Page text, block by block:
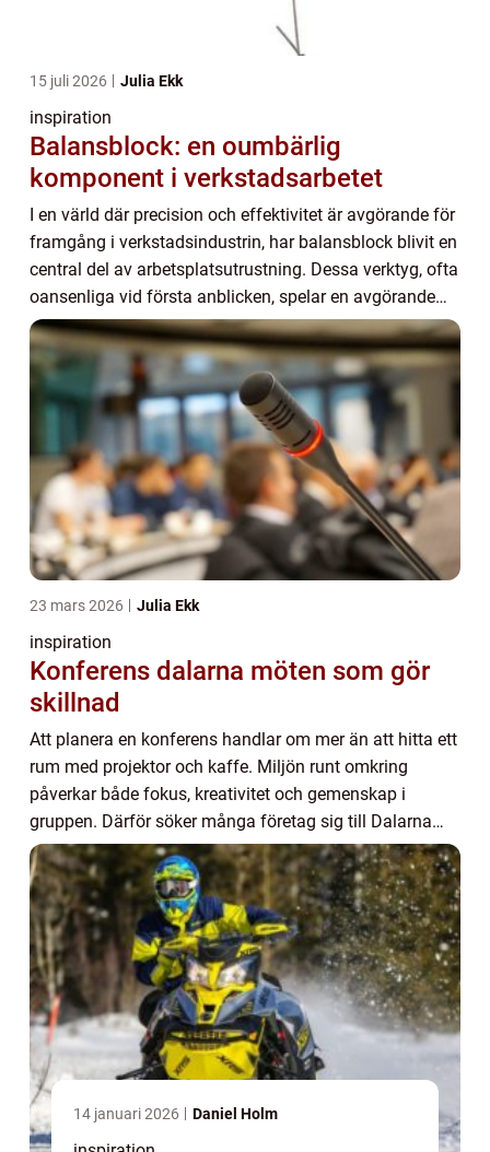
15 juli 2026 Julia Ekk
inspiration
Balansblock: en oumbärlig
komponent i verkstadsarbetet
I en värld där precision och effektivitet är avgörande för
framgång i verkstadsindustrin, har balansblock blivit en
central del av arbetsplatsutrustning. Dessa verktyg, ofta
oansenliga vid första anblicken, spelar en avgörande
roll för att förbättra ...
23 mars 2026 Julia Ekk
inspiration
Konferens dalarna möten som gör
skillnad
Att planera en konferens handlar om mer än att hitta ett
rum med projektor och kaffe. Miljön runt omkring
påverkar både fokus, kreativitet och gemenskap i
gruppen. Därför söker många företag sig till Dalarna
när de vill kombinera strategiska möten me...
14 januari 2026 Daniel Holm